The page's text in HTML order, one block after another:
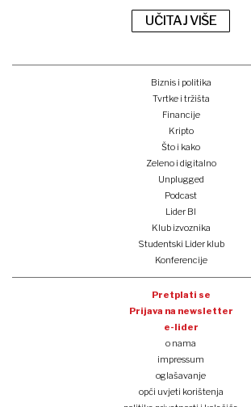
UČITAJ VIŠE
Biznis i politika
Tvrtke i tržišta
Financije
Kripto
Što i kako
Zeleno i digitalno
Unplugged
Podcast
Lider BI
Klub izvoznika
Studentski Lider klub
Konferencije
Pretplati se
Prijava na newsletter
e-lider
o nama
impressum
oglašavanje
opći uvjeti korištenja